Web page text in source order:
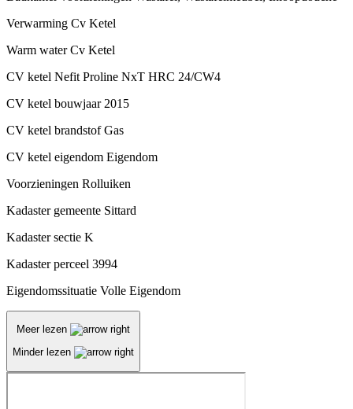
Verwarming Cv Ketel
Warm water Cv Ketel
CV ketel Nefit Proline NxT HRC 24/CW4
CV ketel bouwjaar 2015
CV ketel brandstof Gas
CV ketel eigendom Eigendom
Voorzieningen Rolluiken
Kadaster gemeente Sittard
Kadaster sectie K
Kadaster perceel 3994
Eigendomssituatie Volle Eigendom
Meer lezen
Minder lezen